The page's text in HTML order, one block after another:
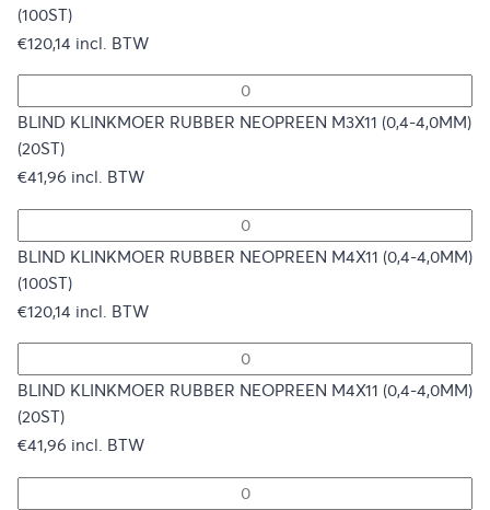
(100ST)
€120,14 incl. BTW
BLIND KLINKMOER RUBBER NEOPREEN M3X11 (0,4-4,0MM)
(20ST)
€41,96 incl. BTW
BLIND KLINKMOER RUBBER NEOPREEN M4X11 (0,4-4,0MM)
(100ST)
€120,14 incl. BTW
BLIND KLINKMOER RUBBER NEOPREEN M4X11 (0,4-4,0MM)
(20ST)
€41,96 incl. BTW